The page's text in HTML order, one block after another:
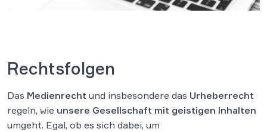
Rechtsfolgen
Das Medienrecht und insbesondere das Urheberrecht
regeln, wie unsere Gesellschaft mit geistigen Inhalten
umgeht. Egal, ob es sich dabei, um